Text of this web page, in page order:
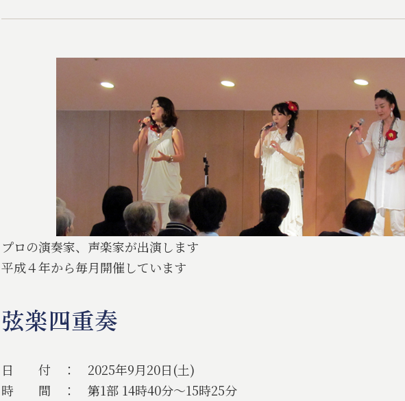
プロの演奏家、声楽家が出演します
平成４年から毎月開催しています
弦楽四重奏
日 付 ： 2025年9月20日(土)
時 間 ： 第1部 14時40分～15時25分